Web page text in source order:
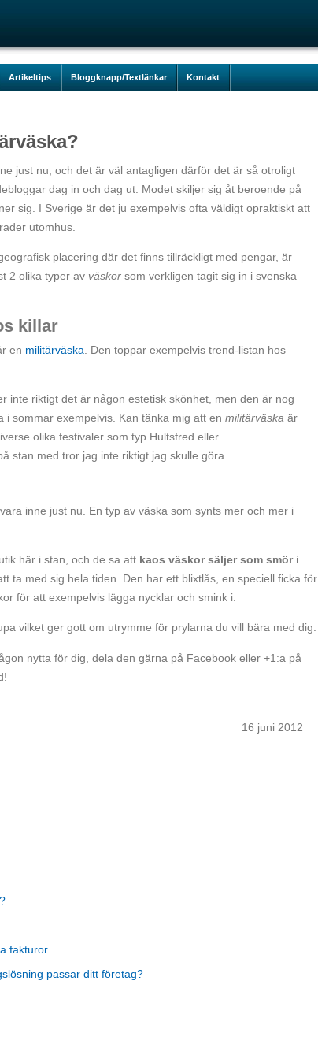
Artikeltips Bloggknapp/Textlänkar Kontakt
just nu, och det är väl antagligen därför det är så otroligt
dag in och dag ut. Modet skiljer sig åt beroende på
sig. I Sverige är det ju exempelvis ofta väldigt opraktiskt att
utomhus.
placering där det finns tillräckligt med pengar, är
2 olika typer av väskor som verkligen tagit sig in i svenska
killar
en militärväska . Den toppar exempelvis trend-listan hos
inte riktigt det är någon estetisk skönhet, men den är nog
sommar exempelvis. Kan tänka mig att en militärväska är
olika festivaler som typ Hultsfred eller
stan med tror jag inte riktigt jag skulle göra.
inne just nu. En typ av väska som synts mer och mer i
här i stan, och de sa att kaos väskor säljer som smör i
ta med sig hela tiden. Den har ett blixtlås, en speciell ficka för
för att exempelvis lägga nycklar och smink i.
vilket ger gott om utrymme för prylarna du vill bära med dig.
nytta för dig, dela den gärna på Facebook eller +1:a på
16 juni 2012
fakturor
passar ditt företag?